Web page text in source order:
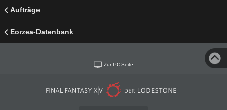
Aufträge
Eorzea-Datenbank
Zur PC-Seite